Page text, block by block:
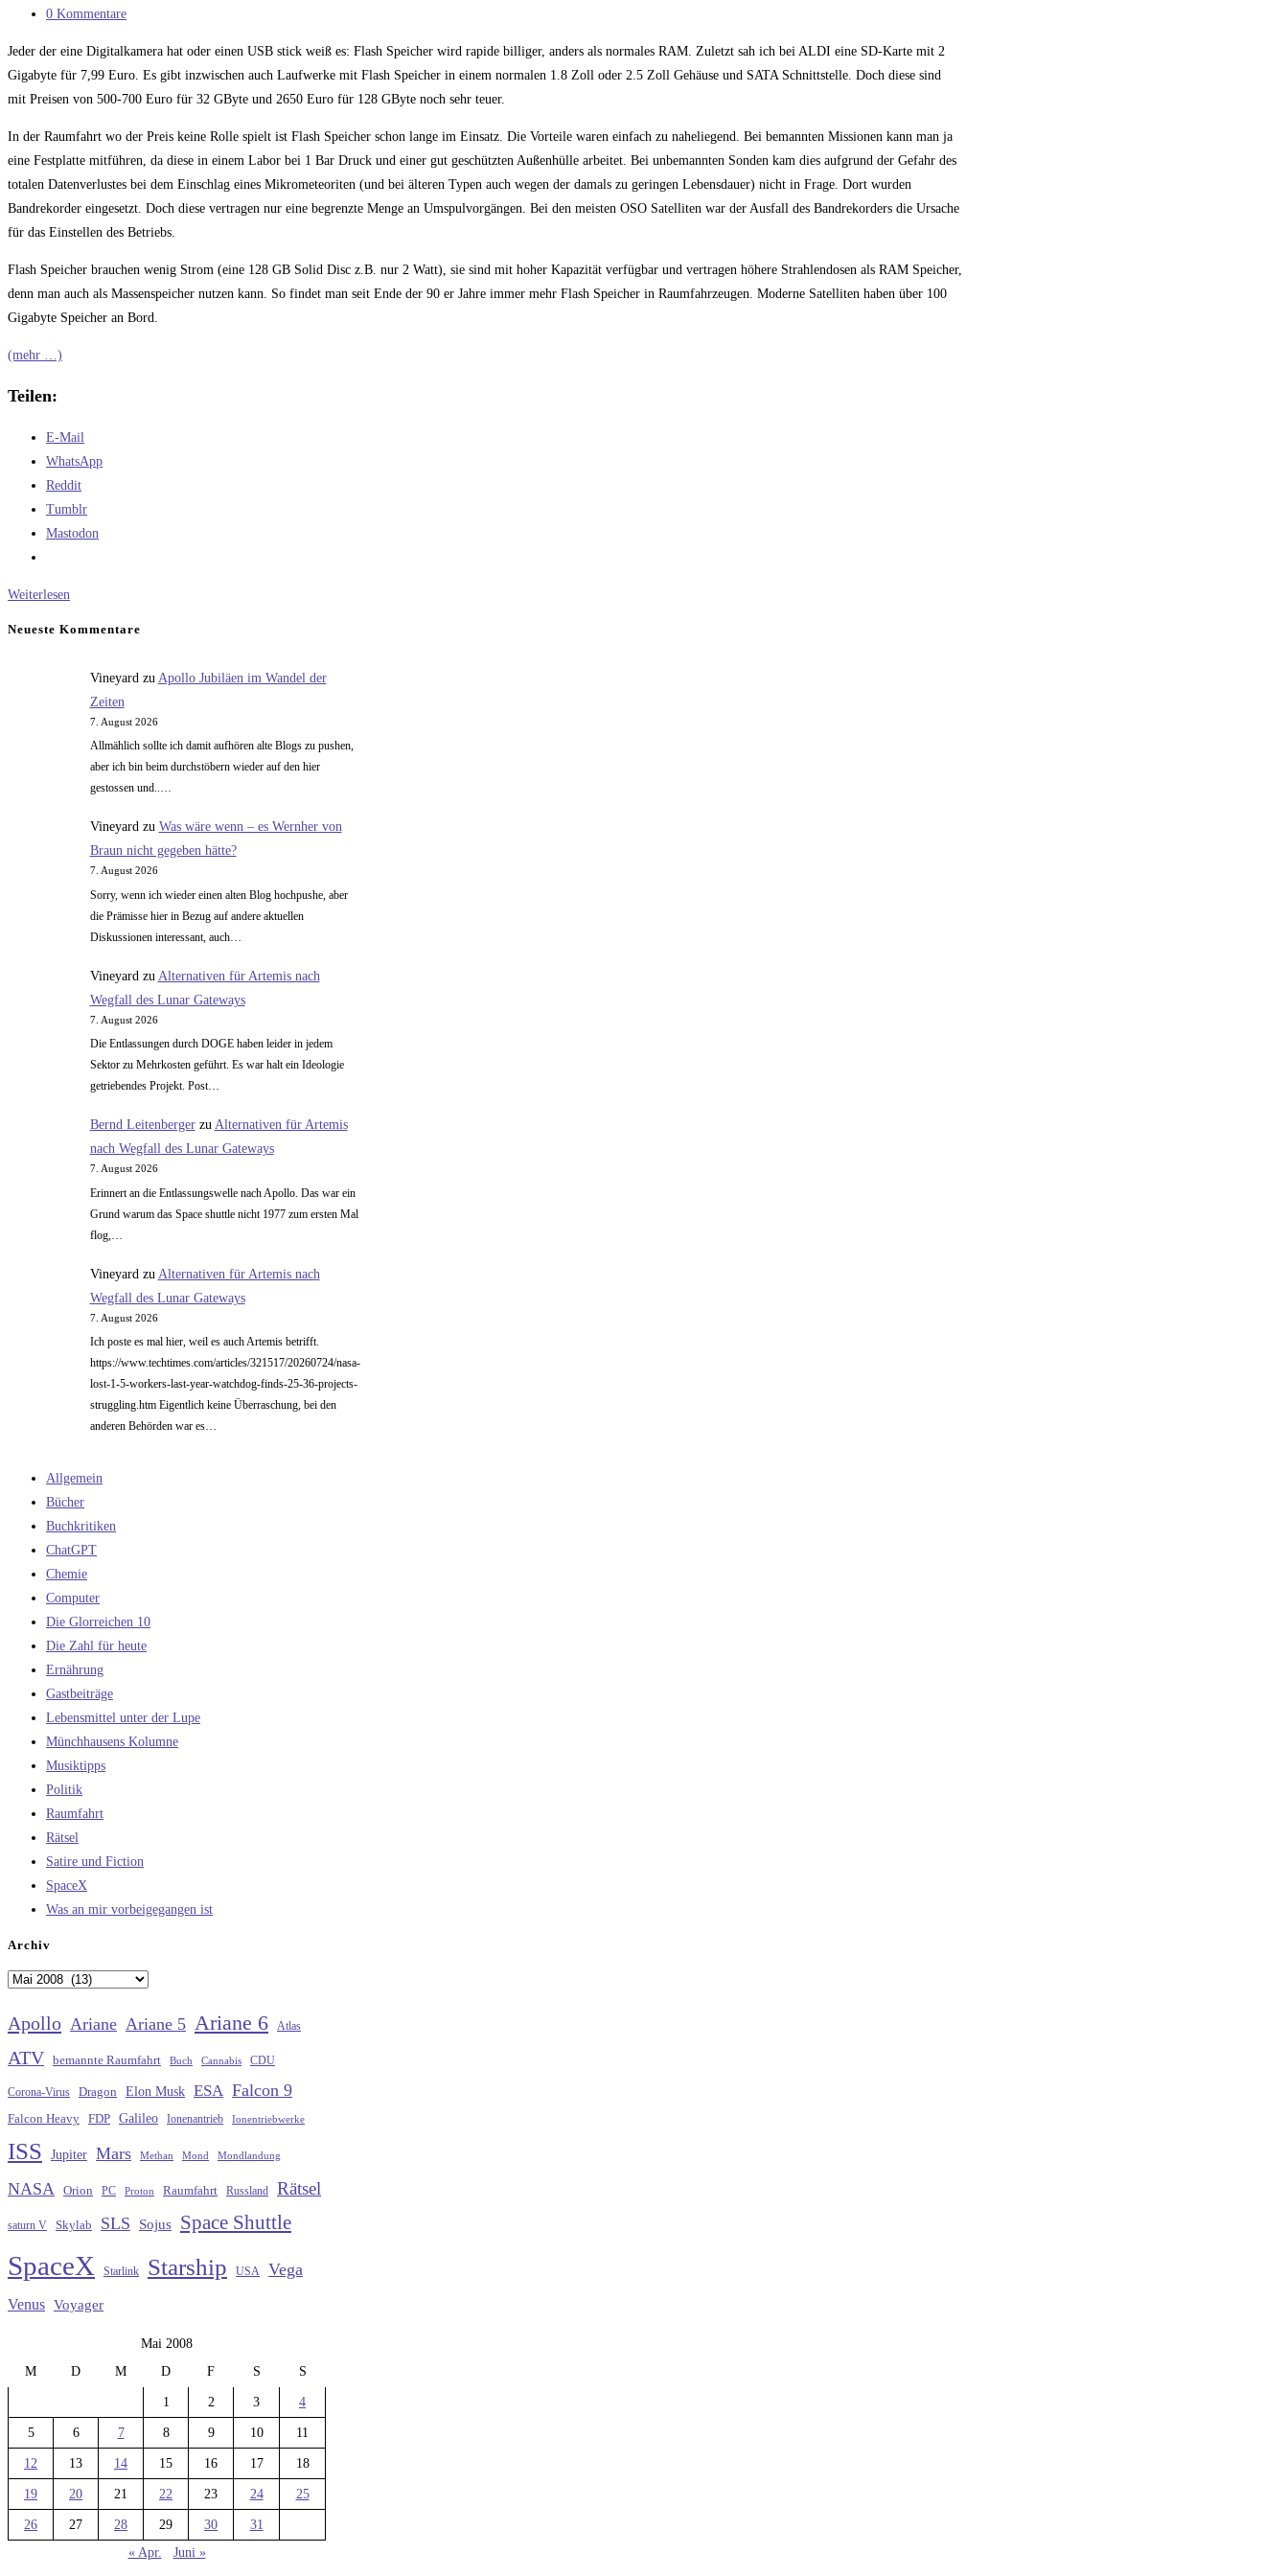
Kategorie:
Beitrags-
0 Kommentare
Jeder der eine Digitalkamera hat oder einen USB stick weiß es: Flash Speicher wird rapide billiger, anders als normales RAM. Zuletzt sah ich bei ALDI eine SD-Karte mit 2
Gigabyte für 7,99 Euro. Es gibt inzwischen auch Laufwerke mit Flash Speicher in einem normalen 1.8 Zoll oder 2.5 Zoll Gehäuse und SATA Schnittstelle. Doch diese sind
mit Preisen von 500-700 Euro für 32 GByte und 2650 Euro für 128 GByte noch sehr teuer.
In der Raumfahrt wo der Preis keine Rolle spielt ist Flash Speicher schon lange im Einsatz. Die Vorteile waren einfach zu naheliegend. Bei bemannten Missionen kann man ja
eine Festplatte mitführen, da diese in einem Labor bei 1 Bar Druck und einer gut geschützten Außenhülle arbeitet. Bei unbemannten Sonden kam dies aufgrund der Gefahr des
totalen Datenverlustes bei dem Einschlag eines Mikrometeoriten (und bei älteren Typen auch wegen der damals zu geringen Lebensdauer) nicht in Frage. Dort wurden
Bandrekorder eingesetzt. Doch diese vertragen nur eine begrenzte Menge an Umspulvorgängen. Bei den meisten OSO Satelliten war der Ausfall des Bandrekorders die Ursache
für das Einstellen des Betriebs.
Flash Speicher brauchen wenig Strom (eine 128 GB Solid Disc z.B. nur 2 Watt), sie sind mit hoher Kapazität verfügbar und vertragen höhere Strahlendosen als RAM Speicher,
denn man auch als Massenspeicher nutzen kann. So findet man seit Ende der 90 er Jahre immer mehr Flash Speicher in Raumfahrzeugen. Moderne Satelliten haben über 100
Gigabyte Speicher an Bord.
(mehr …)
Teilen:
E-Mail
WhatsApp
Reddit
Tumblr
Mastodon
Weiterlesen
Neueste Kommentare
Vineyard zu Apollo Jubiläen im Wandel der
Zeiten
7. August 2026
Allmählich sollte ich damit aufhören alte Blogs zu pushen,
aber ich bin beim durchstöbern wieder auf den hier
gestossen und..…
Vineyardzu Was wäre wenn – es Wernher von
Braun nicht gegeben hätte?
7. August 2026
Sorry, wenn ich wieder einen alten Blog hochpushe, aber
die Prämisse hier in Bezug auf andere aktuellen
Diskussionen interessant, auch…
Vineyard zu Alternativen für Artemis nach
Wegfall des Lunar Gateways
7. August 2026
Die Entlassungen durch DOGE haben leider in jedem
Sektor zu Mehrkosten geführt. Es war halt ein Ideologie
getriebendes Projekt. Post…
Bernd Leitenbergerzu Alternativen für Artemis
nach Wegfall des Lunar Gateways
7. August 2026
Erinnert an die Entlassungswelle nach Apollo. Das war ein
Grund warum das Space shuttle nicht 1977 zum ersten Mal
flog,…
Vineyard zu Alternativen für Artemis nach
Wegfall des Lunar Gateways
7. August 2026
Ich poste es mal hier, weil es auch Artemis betrifft.
https://www.techtimes.com/articles/321517/20260724/nasa-
lost-1-5-workers-last-year-watchdog-finds-25-36-projects-
struggling.htm Eigentlich keine Überraschung, bei den
anderen Behörden war es…
Allgemein
Bücher
Buchkritiken
ChatGPT
Chemie
Computer
Die Glorreichen 10
Die Zahl für heute
Ernährung
Gastbeiträge
Lebensmittel unter der Lupe
Münchhausens Kolumne
Musiktipps
Politik
Raumfahrt
Rätsel
Satire und Fiction
SpaceX
Was an mir vorbeigegangen ist
Archiv
Archiv
Apollo Ariane Ariane 5 Ariane 6 Atlas
ATV bemannte Raumfahrt Buch Cannabis CDU
Corona-Virus Dragon Elon Musk ESA Falcon 9
Falcon Heavy FDP Galileo Ionenantrieb Ionentriebwerke
ISS Jupiter Mars Methan Mond Mondlandung
NASA Orion PC Proton Raumfahrt Russland Rätsel
saturn V Skylab SLS Sojus Space Shuttle
SpaceX Starlink Starship USA Vega
Venus Voyager
Mai 2008
M
D M D F S S
1 2 3 4
5 6 7 8 9 10 11
12 13 14 15 16 17 18
19 20 21 22 23 24 25
26 27 28 29 30
31
« Apr.
Juni »